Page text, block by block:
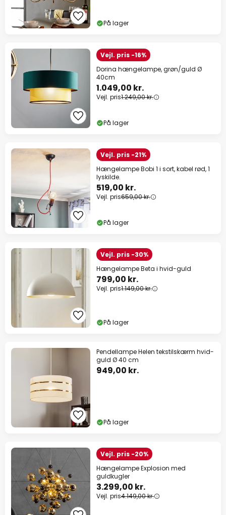
På lager
Vejl. pris -16%
Dorina hængelampe, grøn/guld Ø
40cm
1.049,00 kr.
Vejl. pris1.249,00 kr.
På lager
Vejl. pris -21%
Hængelampe Bobi 1 i sort, kabel rød, 1
lyskilde.
519,00 kr.
Vejl. pris659,00 kr.
På lager
Vejl. pris -30%
Hængelampe Beta i hvid-guld
799,00 kr.
Vejl. pris1.149,00 kr.
På lager
Pendellampe Helen tekstilskærm hvid-
guld Ø 40 cm
949,00 kr.
På lager
Vejl. pris -20%
Hængelampe Explosion med
guldkugler
3.299,00 kr.
Vejl. pris4.149,00 kr.